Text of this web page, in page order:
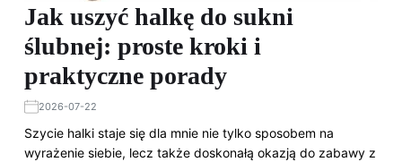
Jak uszyć halkę do sukni
ślubnej: proste kroki i
praktyczne porady
2026-07-22
Szycie halki staje się dla mnie nie tylko sposobem na
wyrażenie siebie, lecz także doskonałą okazją do zabawy z